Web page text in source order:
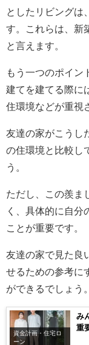
としたリビングは
す。これらは、新
と言えます。
もう一つのポイン
建てを建てる際に
住環境などが重視
友達の家がこうし
の住環境と比較し
う。
ただし、この羨ま
く、具体的に自分
ことが重要です。
友達の家で見た良
せるための参考に
ができるでしょう。
資金計画・住宅ロ
ーン
み
重